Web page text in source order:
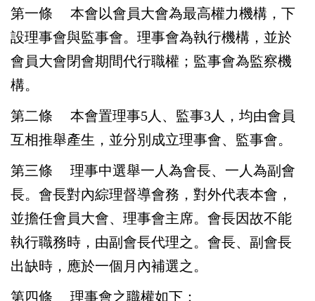
第一條 本會以會員大會為最高權力機構，下
設理事會與監事會。理事會為執行機構，並於
會員大會閉會期間代行職權；監事會為監察機
構。
第二條 本會置理事5人、監事3人，均由會員
互相推舉產生，並分別成立理事會、監事會。
第三條 理事中選舉一人為會長、一人為副會
長。會長對內綜理督導會務，對外代表本會，
並擔任會員大會、理事會主席。會長因故不能
執行職務時，由副會長代理之。會長、副會長
出缺時，應於一個月內補選之。
第四條 理事會之職權如下：